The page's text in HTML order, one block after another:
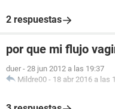
2 respuestas
por que mi flujo
duer - 28 jun 2012 a las 19:37
Mildre00 - 18 abr 2016 a las